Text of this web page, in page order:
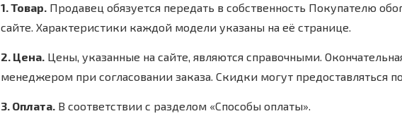
1. Товар. Продавец обязуется передать в собственность Покупателю
сайте. Характеристики каждой модели указаны на её странице.
2. Цена. Цены, указанные на сайте, являются справочными.
менеджером при согласовании заказа. Скидки могут предоставляться
3. Оплата. В соответствии с разделом «Способы оплаты».